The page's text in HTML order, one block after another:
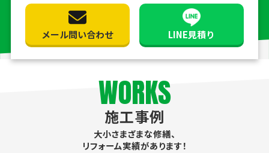
メール問い合わせ LINE見積り
WORKS
施工事例
大小さまざまな修繕、
リフォーム実績があります！